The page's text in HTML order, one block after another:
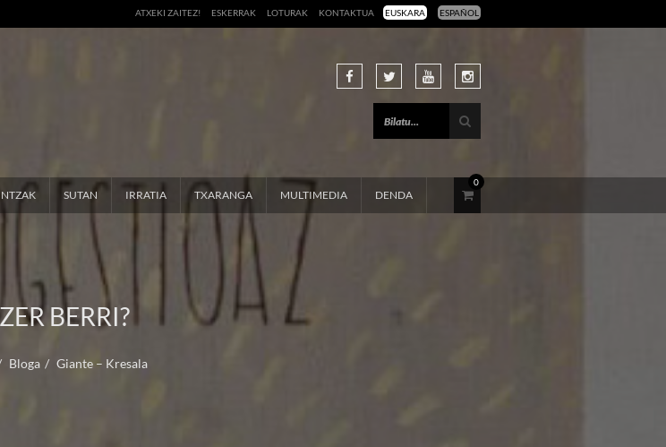
EUSKARA ESPAÑOL
ATXEKI ZAITEZ! ESKERRAK LOTURAK KONTAKTUA
SUTAN IRRATIA TXARANGA MULTIMEDIA DENDA
0
ZER BERRI?
Bloga Giante – Kresala